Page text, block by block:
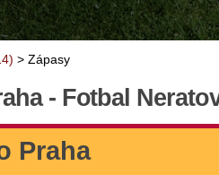
> Zápasy
- Fotbal
Praha